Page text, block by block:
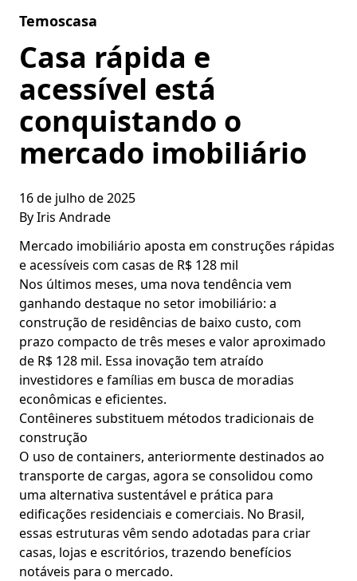
Temoscasa
Casa rápida e
acessível está
conquistando o
mercado imobiliário
16 de julho de 2025
ByIris Andrade
Mercado imobiliário aposta em construções rápidas
e acessíveis com casas de R$ 128 mil
Nos últimos meses, uma nova tendência vem
ganhando destaque no setor imobiliário: a
construção de residências de baixo custo, com
prazo compacto de três meses e valor aproximado
de R$ 128 mil. Essa inovação tem atraído
investidores e famílias em busca de moradias
econômicas e eficientes.
Contêineres substituem métodos tradicionais de
construção
O uso de containers, anteriormente destinados ao
transporte de cargas, agora se consolidou como
uma alternativa sustentável e prática para
edificações residenciais e comerciais. No Brasil,
essas estruturas vêm sendo adotadas para criar
casas, lojas e escritórios, trazendo benefícios
notáveis para o mercado.